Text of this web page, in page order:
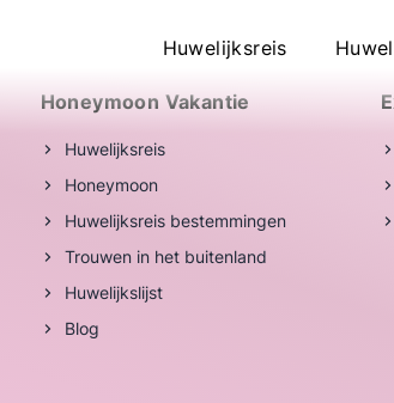
Ontdek de diensten van
Huwelijksreis
Footer menu Honeymoon Vakantie
Honeymoon Vakantie
Huwelijksreis
Honeymoon
Huwelijksreis bestemmingen
Trouwen in het buitenland
Huwelijkslijst
Blog